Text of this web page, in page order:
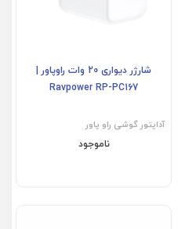
شارژر دیواری 20 وات راوپاور |
Ravpower RP-PC167
آداپتور گوشی راو پاور
ناموجود